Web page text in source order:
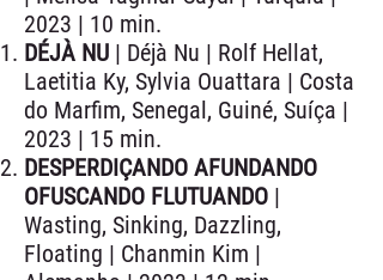
2023 | 10 min.
DÉJÀ NU | Déjà Nu | Rolf Hellat,
Laetitia Ky, Sylvia Ouattara | Costa
do Marfim, Senegal, Guiné, Suíça |
2023 | 15 min.
DESPERDIÇANDO AFUNDANDO
OFUSCANDO FLUTUANDO |
Wasting, Sinking, Dazzling,
Floating | Chanmin Kim |